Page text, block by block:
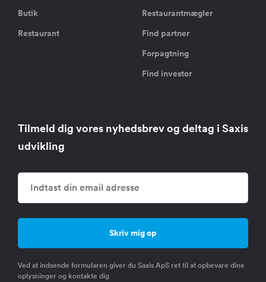
Butik
Restaurant
Restaurantmægler
Find partner
Forpagtning
Find investor
Tilmeld dig vores nyhedsbrev og deltag i Saxis
udvikling
Ved at indsende formularen giver du Saxis ApS ret til at opbevare dine
oplysninger og kontakte dig